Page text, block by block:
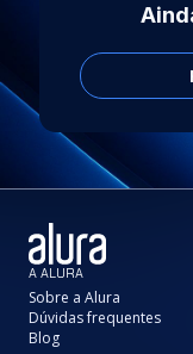
A ALURA
Sobre a Alura
Dúvidas frequentes
Blog